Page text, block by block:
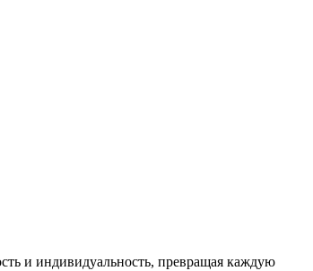
и индивидуальность, превращая каждую